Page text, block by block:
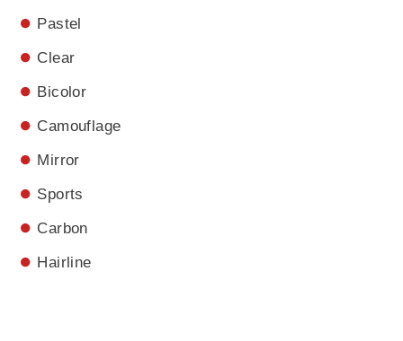
Pastel
Clear
Bicolor
Camouflage
Mirror
Sports
Carbon
Hairline